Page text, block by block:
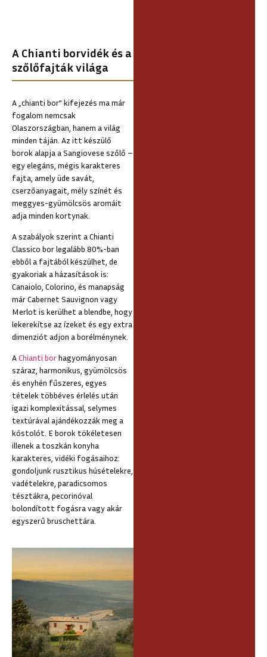
A Chianti borvidék és a
szőlőfajták világa
A „chianti bor” kifejezés ma már
fogalom nemcsak
Olaszországban, hanem a világ
minden táján. Az itt készülő
borok alapja a Sangiovese szőlő –
egy elegáns, mégis karakteres
fajta, amely üde savát,
cserzőanyagait, mély színét és
meggyes-gyümölcsös aromáit
adja minden kortynak.
A szabályok szerint a Chianti
Classico bor legalább 80%-ban
ebből a fajtából készülhet, de
gyakoriak a házasítások is:
Canaiolo, Colorino, és manapság
már Cabernet Sauvignon vagy
Merlot is kerülhet a blendbe, hogy
lekerekítse az ízeket és egy extra
dimenziót adjon a borélménynek.
AChianti borhagyományosan
száraz, harmonikus, gyümölcsös
és enyhén fűszeres, egyes
tételek többéves érlelés után
igazi komplexitással, selymes
textúrával ajándékozzák meg a
kóstolót. E borok tökéletesen
illenek a toszkán konyha
karakteres, vidéki fogásaihoz:
gondoljunk rusztikus húsételekre,
vadételekre, paradicsomos
tésztákra, pecorinóval
bolondított fogásra vagy akár
egyszerű bruschettára.